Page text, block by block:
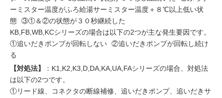
ーミスター温度がふろ給湯サーミスター温度＋８℃以上低い状
態 ③①＆②の状態が３０秒継続した
KB,FB,WB,KCシリーズの場合は以下の2つが主な発生要因です。
①追いだきポンプが回転しない ②追いだきポンプが回転し続け
る
【対処法】
：K1,K2,K3,D,DA,KA,UA,FAシリーズの場合、対処法
は以下の2つです。
①リード線、コネクタの断線補修、追いだきポンプ、追いだきサ